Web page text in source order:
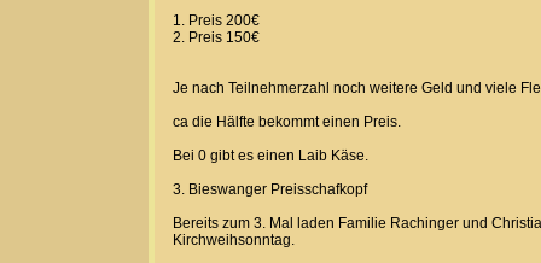
1. Preis 200€
2. Preis 150€
Je nach Teilnehmerzahl noch weitere Geld und viele
ca die Hälfte bekommt einen Preis.
Bei 0 gibt es einen Laib Käse.
3. Bieswanger Preisschafkopf
Bereits zum 3. Mal laden Familie Rachinger und
Kirchweihsonntag.